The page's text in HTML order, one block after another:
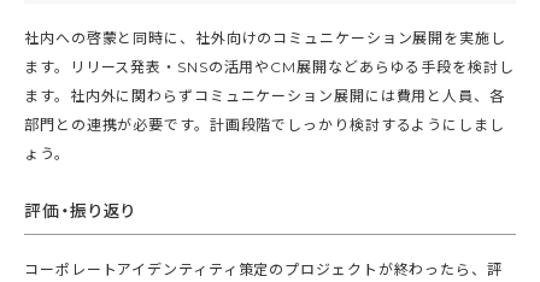
社内への啓蒙と同時に、社外向けのコミュニケーション展開を実施し
ます。リリース発表・SNSの活用やCM展開などあらゆる手段を検討し
ます。社内外に関わらずコミュニケーション展開には費用と人員、各
部門との連携が必要です。計画段階でしっかり検討するようにしまし
ょう。
評価・振り返り
コーポレートアイデンティティ策定のプロジェクトが終わったら、評